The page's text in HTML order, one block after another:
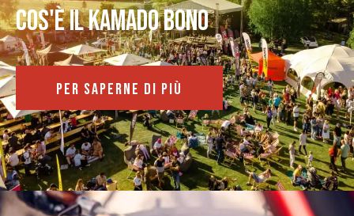
Cos'è il kamado bono
PER SAPERNE DI PIÙ